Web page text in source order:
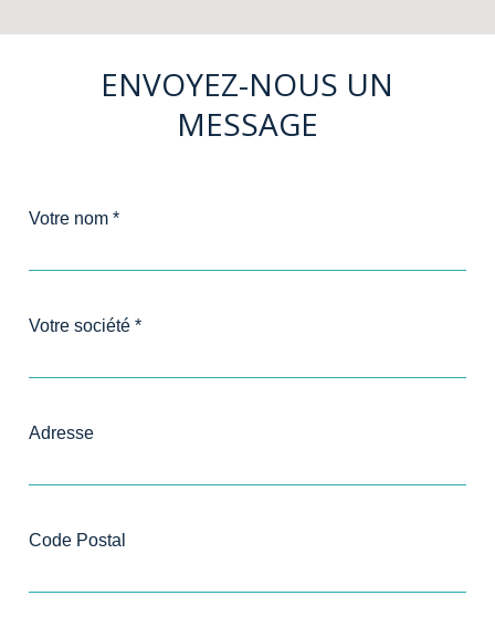
ENVOYEZ-NOUS UN
MESSAGE
Votre nom *
Votre société *
Adresse
Code Postal